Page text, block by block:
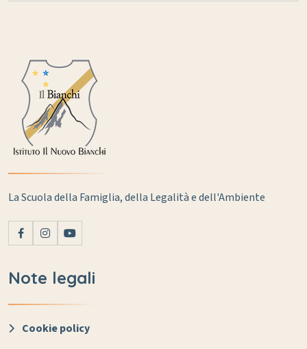
La Scuola della Famiglia, della Legalità e dell'Ambiente
Note legali
Cookie policy